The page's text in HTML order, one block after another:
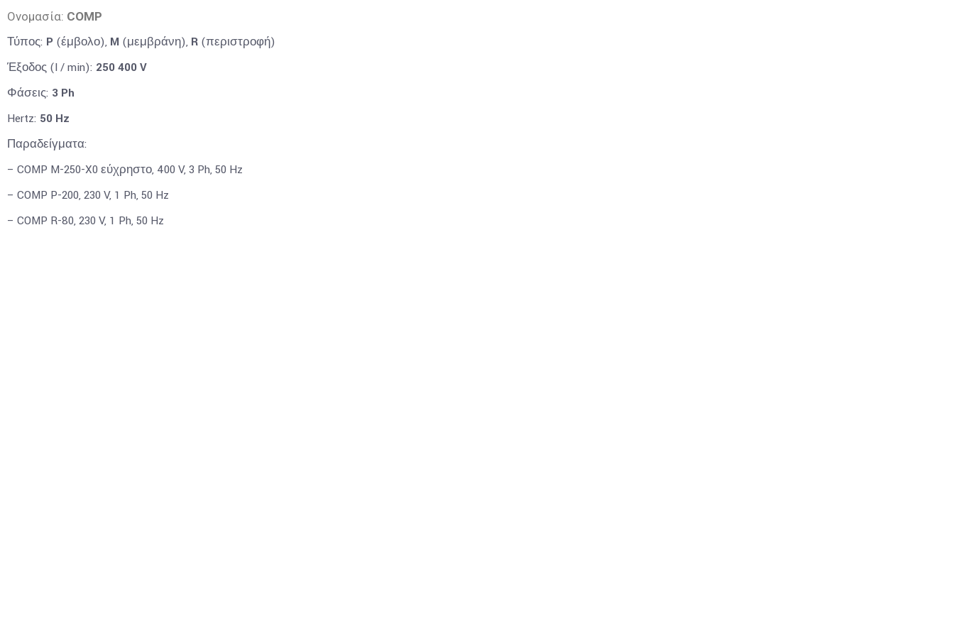
Ονομασία: COMP
Τύπος: P (έμβολο), M (μεμβράνη), R (περιστροφή)
Έξοδος (l / min): 250400 V
Φάσεις: 3 Ph
Hertz: 50 Hz
Παραδείγματα:
– COMP M-250-X0 εύχρηστο, 400 V, 3 Ph, 50 Hz
– COMP P-200, 230 V, 1 Ph, 50 Hz
– COMP R-80, 230 V, 1 Ph, 50 Hz